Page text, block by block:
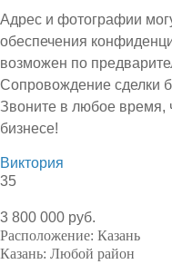
Адрес и фотографии
обеспечения
возможен по
Сопровождение сделки
Звоните в любое время,
бизнесе!
Виктория
35
3 800 000 руб.
Расположение: Казань
Казань: Любой район